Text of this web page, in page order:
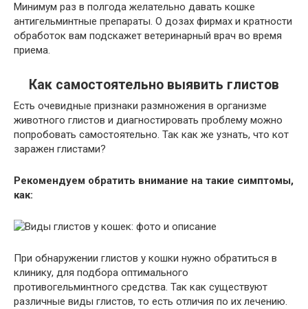
Минимум раз в полгода желательно давать кошке
антигельминтные препараты. О дозах фирмах и кратности
обработок вам подскажет ветеринарный врач во время
приема.
Как самостоятельно выявить глистов
Есть очевидные признаки размножения в организме
животного глистов и диагностировать проблему можно
попробовать самостоятельно. Так как же узнать, что кот
заражен глистами?
Рекомендуем обратить внимание на такие симптомы,
как:
При обнаружении глистов у кошки нужно обратиться в
клинику, для подбора оптимального
противогельминтного средства. Так как существуют
различные виды глистов, то есть отличия по их лечению.